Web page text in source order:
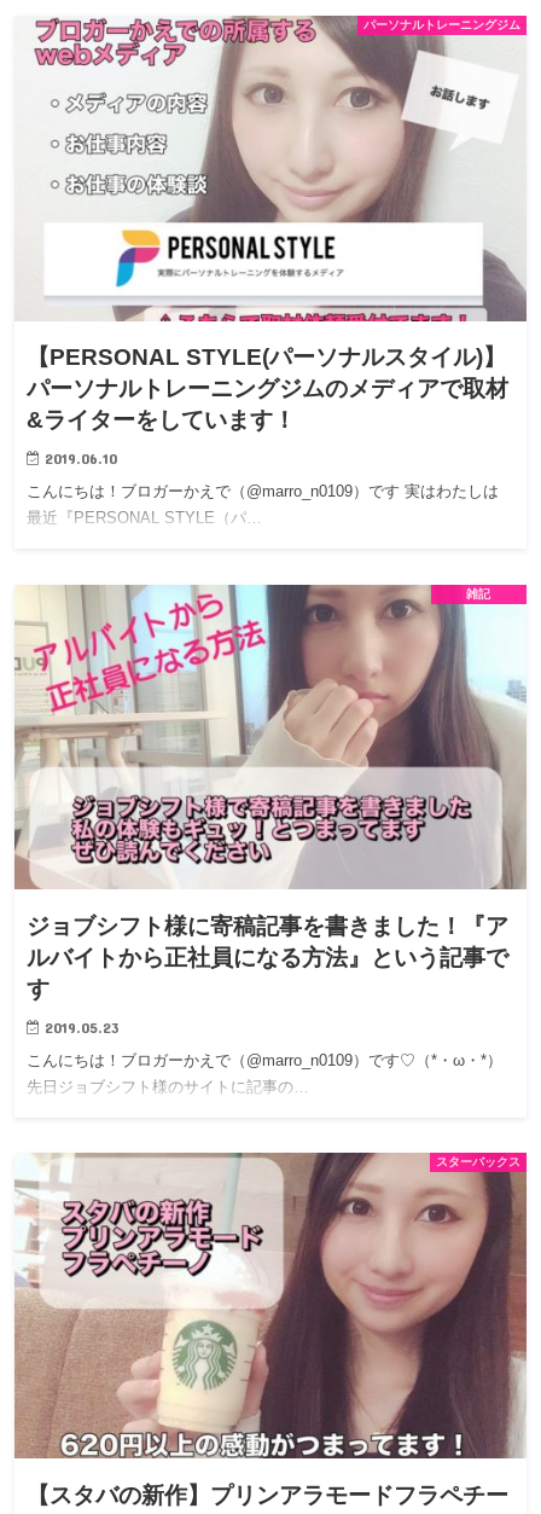
パーソナルトレーニングジム
【PERSONAL STYLE(パーソナルスタイル)】
パーソナルトレーニングジムのメディアで取材
&ライターをしています！
2019.06.10
こんにちは！ブロガーかえで（@marro_n0109）です 実はわたしは
最近『PERSONAL STYLE（パ…
雑記
ジョブシフト様に寄稿記事を書きました！『ア
ルバイトから正社員になる方法』という記事で
す
2019.05.23
こんにちは！ブロガーかえで（@marro_n0109）です♡（*・ω・*）
先日ジョブシフト様のサイトに記事の…
スターバックス
【スタバの新作】プリンアラモードフラペチー